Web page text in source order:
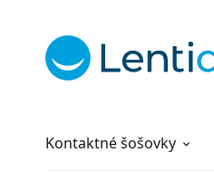
Kontaktné šošovky
Roztoky
Všetko o nákupe